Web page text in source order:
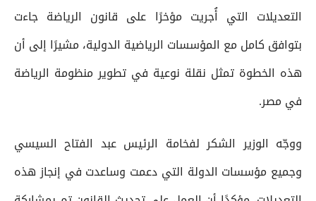
التعديلات التي أُجريت مؤخرًا على قانون الرياضة جاءت
بتوافق كامل مع المؤسسات الرياضية الدولية، مشيرًا إلى أن
هذه الخطوة تمثل نقلة نوعية في تطوير منظومة الرياضة
في مصر.
ووجّه الوزير الشكر لفخامة الرئيس عبد الفتاح السيسي
وجميع مؤسسات الدولة التي دعمت وساعدت في إنجاز هذه